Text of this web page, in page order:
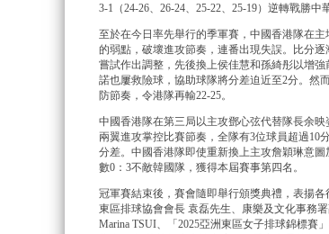
3-1（24-26、26-24、25-22、25-19）逆轉戰勝
至於在今日率先舉行的季軍賽，中國香港隊在
的弱點，破壞進攻節奏，連番出現失誤。比分
嘗試作出調整，先後換上侯佳慧和孫綺彤以增
諾也屢救險球，協助球隊將分差迫近至2分。然
防節奏，令港隊再輸22-25。
中國香港隊在第三局以主攻鄧心弦代替隊長余
兩翼進攻掌控比賽節奏，全隊有3位球員超過10
分差。中國香港隊即使重新換上主攻詹穎琳意
數0：3不敵韓國隊，獲得本屆賽事第四名。
冠軍賽結束後，賽會隨即舉行頒獎典禮，表揚
東區排球協會會長 袁磊先生、康樂及文化事務
Marina TSUI、「2025亞洲東區女子排球錦標賽